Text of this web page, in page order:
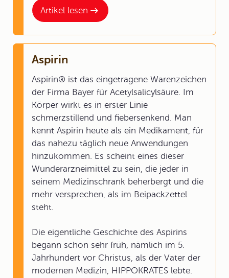
Artikel lesen
Aspirin
Aspirin® ist das eingetragene Warenzeichen
der Firma Bayer für Acetylsalicylsäure. Im
Körper wirkt es in erster Linie
schmerzstillend und fiebersenkend. Man
kennt Aspirin heute als ein Medikament, für
das nahezu täglich neue Anwendungen
hinzukommen. Es scheint eines dieser
Wunderarzneimittel zu sein, die jeder in
seinem Medizinschrank beherbergt und die
mehr versprechen, als im Beipackzettel
steht.
Die eigentliche Geschichte des Aspirins
begann schon sehr früh, nämlich im 5.
Jahrhundert vor Christus, als der Vater der
modernen Medizin, HIPPOKRATES lebte.